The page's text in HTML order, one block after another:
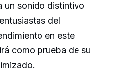
un sonido distintivo
del
en este
como prueba de su